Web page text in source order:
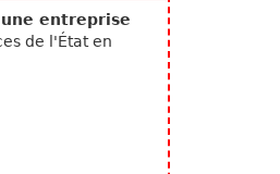
entreprise
de l'État en